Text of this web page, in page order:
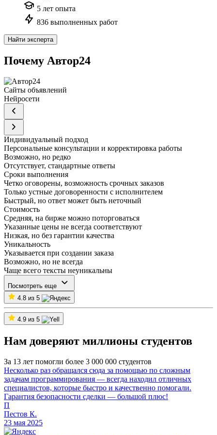
5 лет опыта
836 выполненных работ
Найти эксперта
Почему Автор24
Сайты объявлений
Нейросети
Индивидуальный подход
Персональные консультации и корректировка работы
Возможно, но редко
Отсутствует, стандартные ответы
Сроки выполнения
Четко оговорены, возможность срочных заказов
Только устные договоренности с исполнителем
Быстрый, но ответ может быть неточный
Стоимость
Средняя, на бирже можно поторговаться
Указанные цены не всегда соответствуют
Низкая, но без гарантии качества
Уникальность
Указывается при создании заказа
Возможно, но не всегда
Чаще всего тексты неуникальны
Посмотреть еще
4.8 из 5
4.9 из 5
Нам доверяют миллионы студентов
За 13 лет помогли более 3 000 000 студентов
Несколько раз обращался сюда за помощью по сложным
задачам программирования — всегда находил отличных
специалистов, которые быстро и качественно помогали.
Гарантия безопасности сделки — большой плюс!
П
Пестов К.
23 мая 2025